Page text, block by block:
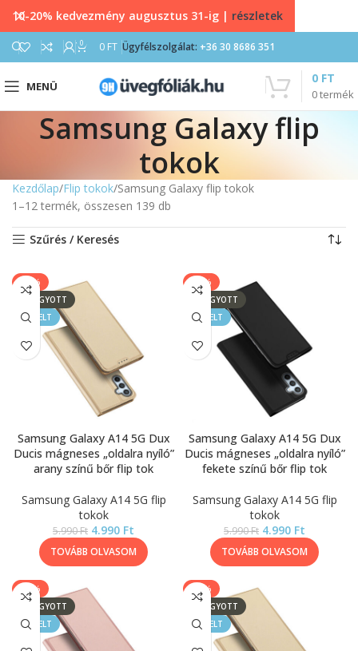
0 0 FT Ügyfélszolgálat: +36 30 8686 351
MENÜ
0termék
0 FT
Samsung Galaxy flip
tokok
Kezdőlap Flip tokok Samsung Galaxy flip tokok
1–12 termék, összesen 139 db
Szűrés / Keresés
-17%
ELFOGYOTT
KIEMELT
Samsung Galaxy A14 5G Dux
Ducis mágneses „oldalra nyíló”
arany színű bőr flip tok
Samsung Galaxy A14 5G flip
tokok
5.990Ft 4.990 Ft
TOVÁBB OLVASOM
-17%
ELFOGYOTT
KIEMELT
Samsung Galaxy A14 5G Dux
Ducis mágneses „oldalra nyíló”
fekete színű bőr flip tok
Samsung Galaxy A14 5G flip
tokok
5.990Ft 4.990 Ft
TOVÁBB OLVASOM
-17%
ELFOGYOTT
KIEMELT
-17%
ELFOGYOTT
KIEMELT
10-20% kedvezmény augusztus 31-ig | részletek